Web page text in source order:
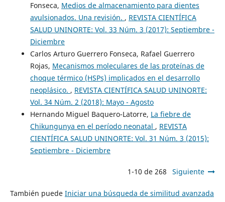
Fonseca, Medios de almacenamiento para dientes
avulsionados. Una revisión. , REVISTA CIENTÍFICA
SALUD UNINORTE: Vol. 33 Núm. 3 (2017): Septiembre -
Diciembre
Carlos Arturo Guerrero Fonseca, Rafael Guerrero
Rojas, Mecanismos moleculares de las proteínas de
choque térmico (HSPs) implicados en el desarrollo
neoplásico. , REVISTA CIENTÍFICA SALUD UNINORTE:
Vol. 34 Núm. 2 (2018): Mayo - Agosto
Hernando Miguel Baquero-Latorre, La fiebre de
Chikungunya en el período neonatal , REVISTA
CIENTÍFICA SALUD UNINORTE: Vol. 31 Núm. 3 (2015):
Septiembre - Diciembre
1-10 de 268 Siguiente
También puede Iniciar una búsqueda de similitud avanzada